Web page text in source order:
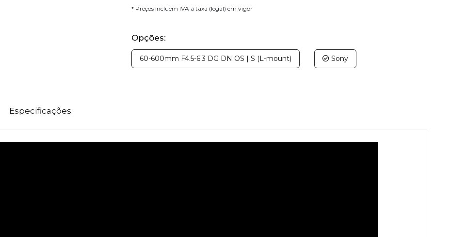
* Preços incluem IVA à taxa (legal) em vigor
Opções:
60-600mm F4.5-6.3 DG DN OS | S (L-mount) Sony
Especificações